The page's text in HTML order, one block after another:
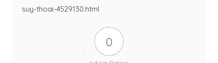
suy-thoai-4529130.html
0